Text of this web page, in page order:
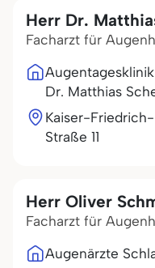
Herr Dr.
Facharzt für
Dr. Matthias
Kaiser-Friedrich-
Straße 11
Herr Oliver
Facharzt für
Augenärzte